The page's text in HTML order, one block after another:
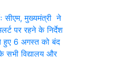
सीएम, मुख्यमंत्री ने
पर रहने के निर्देश
हुए 6 अगस्त को बंद
सभी विद्यालय और